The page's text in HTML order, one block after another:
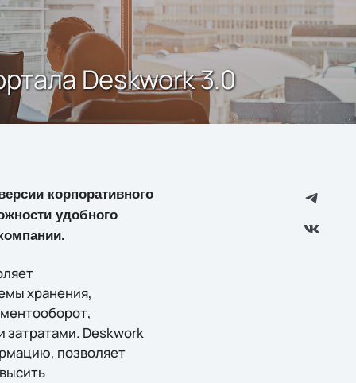
Deskwork 3.0
корпоративного
удобного
хранения,
Deskwork
позволяет